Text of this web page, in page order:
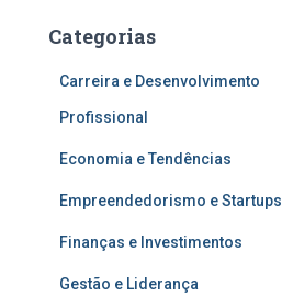
Categorias
Carreira e Desenvolvimento
Profissional
Economia e Tendências
Empreendedorismo e Startups
Finanças e Investimentos
Gestão e Liderança